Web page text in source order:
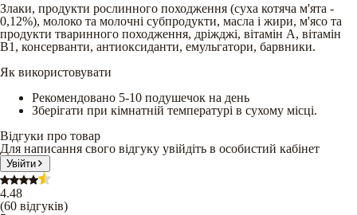
Злаки, продукти рослинного походження (суха котяча м'ята -
0,12%), молоко та молочні субпродукти, масла і жири, м'ясо та
продукти тваринного походження, дріжджі, вітамін А, вітамін
В1, консерванти, антиоксиданти, емульгатори, барвники.
Як використовувати
Рекомендовано 5-10 подушечок на день
Зберігати при кімнатній температурі в сухому місці.
Відгуки про товар
Для написання свого відгуку увійдіть в особистий кабінет
Увійти
4.48
(60 відгуків)